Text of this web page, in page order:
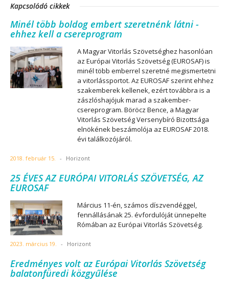
Kapcsolódó cikkek
Minél több boldog embert szeretnénk látni -
ehhez kell a csereprogram
A Magyar Vitorlás Szövetséghez hasonlóan
az Európai Vitorlás Szövetség (EUROSAF) is
minél több emberrel szeretné megismertetni
a vitorlássportot. Az EUROSAF szerint ehhez
szakemberek kellenek, ezért továbbra is a
zászlóshajójuk marad a szakember-
csereprogram. Böröcz Bence, a Magyar
Vitorlás Szövetség Versenybíró Bizottsága
elnökének beszámolója az EUROSAF 2018.
évi találkozójáról.
2018. február 15. - Horizont
25 ÉVES AZ EURÓPAI VITORLÁS SZÖVETSÉG, AZ
EUROSAF
Március 11-én, számos díszvendéggel,
fennállásának 25. évfordulóját ünnepelte
Rómában az Európai Vitorlás Szövetség.
2023. március 19. - Horizont
Eredményes volt az Európai Vitorlás Szövetség
balatonfüredi közgyűlése